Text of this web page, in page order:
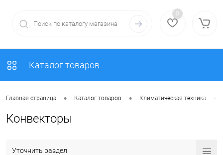
0
Каталог товаров
Главная страница • Каталог товаров • Климатическая техника
Конвекторы
Уточнить раздел